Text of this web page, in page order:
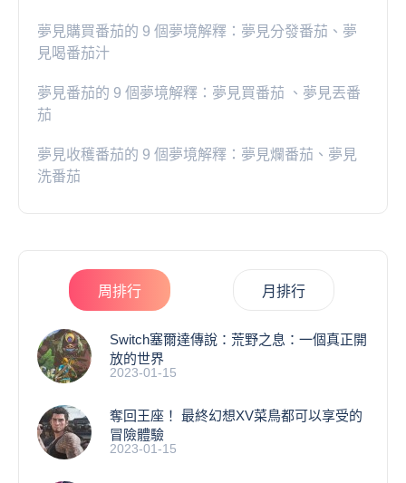
夢見購買番茄的 9 個夢境解釋：夢見分發番茄、夢
見喝番茄汁
夢見番茄的 9 個夢境解釋：夢見買番茄 、夢見丟番
茄
夢見收穫番茄的 9 個夢境解釋：夢見爛番茄、夢見
洗番茄
周排行 月排行
Switch塞爾達傳說：荒野之息：一個真正開
放的世界
2023-01-15
奪回王座！ 最終幻想XV菜鳥都可以享受的
冒險體驗
2023-01-15